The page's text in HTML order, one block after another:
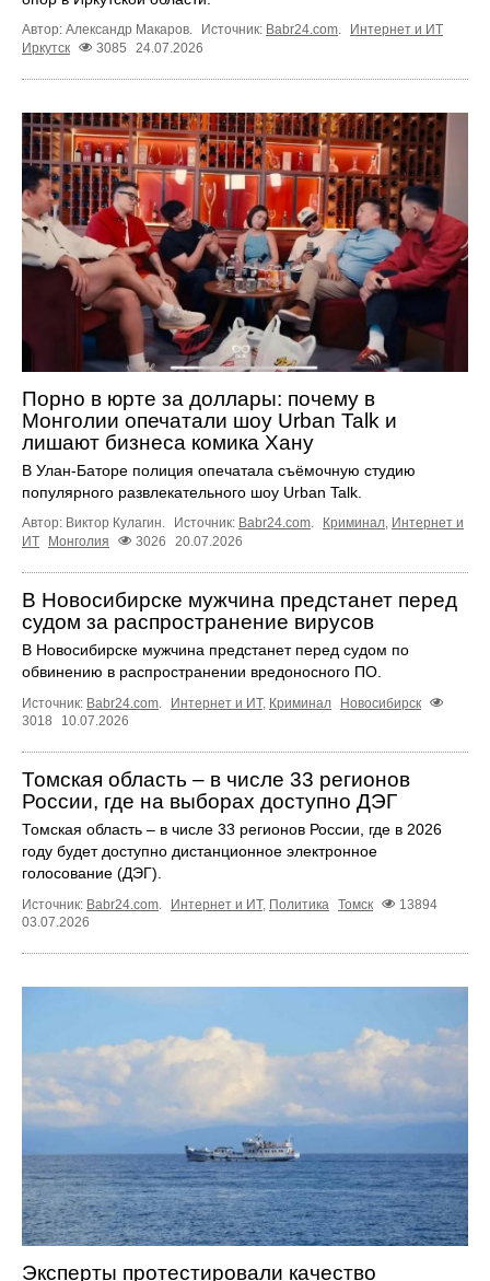
Автор: Александр Макаров. Источник: Babr24.com.
Интернет и ИТ
Иркутск
3085 24.07.2026
Порно в юрте за доллары: почему в
Монголии опечатали шоу Urban Talk и
лишают бизнеса комика Хану
В Улан-Баторе полиция опечатала съёмочную студию
популярного развлекательного шоу Urban Talk.
Автор: Виктор Кулагин. Источник: Babr24.com. Криминал, Интернет и
ИТ
Монголия 3026 20.07.2026
В Новосибирске мужчина предстанет перед
судом за распространение вирусов
В Новосибирске мужчина предстанет перед судом по
обвинению в распространении вредоносного ПО.
Источник: Babr24.com. Интернет и ИТ, Криминал
Новосибирск
3018
10.07.2026
Томская область – в числе 33 регионов
России, где на выборах доступно ДЭГ
Томская область – в числе 33 регионов России, где в 2026
году будет доступно дистанционное электронное
голосование (ДЭГ).
Источник: Babr24.com. Интернет и ИТ, Политика Томск
13894
03.07.2026
Эксперты протестировали качество